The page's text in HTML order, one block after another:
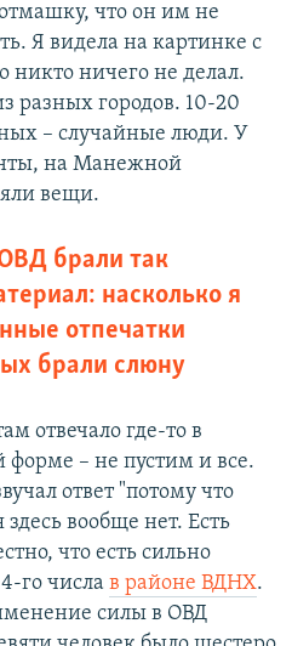
что он им не
Я видела на картинке с
ничего не делал.
разных городов. 10-20
– случайные люди. У
на Манежной
вещи.
брали так
насколько я
отпечатки
брали слюну
отвечало где-то в
форме – не пустим и все.
ответ "потому что
вообще нет. Есть
что есть сильно
го числа в районе ВДНХ.
силы в ОВД